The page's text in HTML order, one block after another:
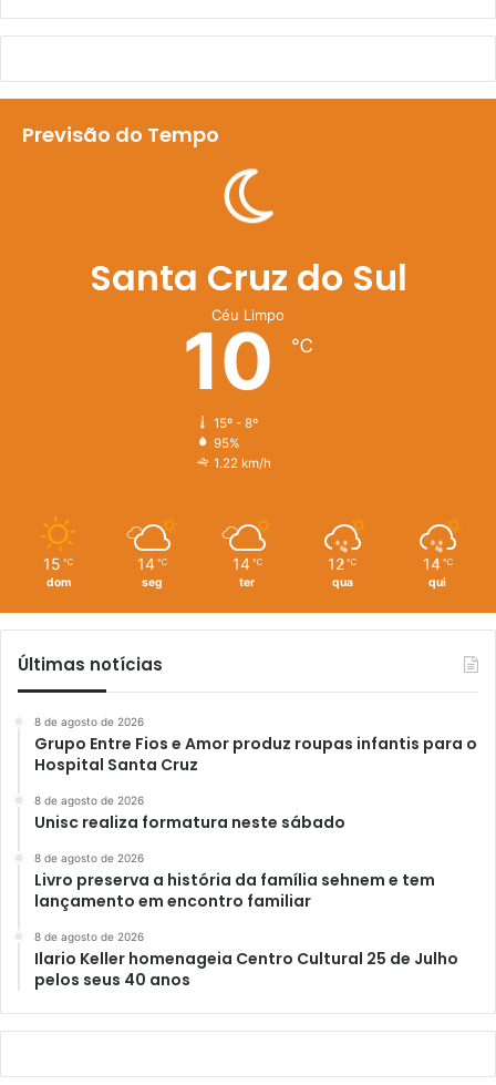
Previsão do Tempo
Santa Cruz do Sul
Céu Limpo
10 ℃
15º - 8º
95%
1.22 km/h
15 ℃
dom
14 ℃
seg
14 ℃
ter
12 ℃
qua
14 ℃
qui
Últimas notícias
8 de agosto de 2026
Grupo Entre Fios e Amor produz roupas infantis para o
Hospital Santa Cruz
8 de agosto de 2026
Unisc realiza formatura neste sábado
8 de agosto de 2026
Livro preserva a história da família sehnem e tem
lançamento em encontro familiar
8 de agosto de 2026
Ilario Keller homenageia Centro Cultural 25 de Julho
pelos seus 40 anos